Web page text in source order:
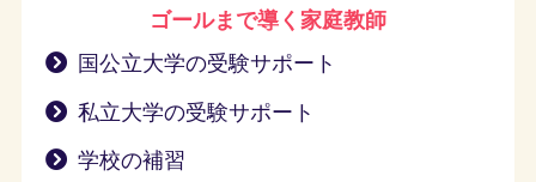
ゴールまで導く 家庭教師
国公立大学の受験サポート
私立大学の受験サポート
学校の補習